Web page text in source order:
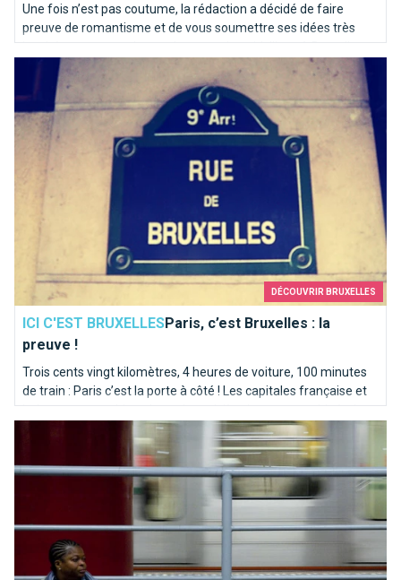
Une fois n’est pas coutume, la rédaction a décidé de faire
preuve de romantisme et de vous soumettre ses idées très
inspirées pour une demande en mariage idyllique à Bruxelles.
Voici notre “Top 10” des endroits où poser le genou par terre…
DÉCOUVRIR BRUXELLES
ICI C'EST BRUXELLESParis, c’est Bruxelles : la
preuve !
Trois cents vingt kilomètres, 4 heures de voiture, 100 minutes
de train : Paris c’est la porte à côté ! Les capitales française et
belge partagent bien plus qu’une rivière homonyme. Itinéraire
en bord de Seine sur les traces de la Senne...
Paris, c’est Bruxelles : la preuve !
20 raisons d'aimer le métro